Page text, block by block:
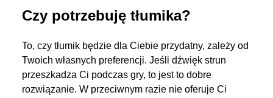
Czy potrzebuję tłumika?
To, czy tłumik będzie dla Ciebie przydatny, zależy od
Twoich własnych preferencji. Jeśli dźwięk strun
przeszkadza Ci podczas gry, to jest to dobre
rozwiązanie. W przeciwnym razie nie oferuje Ci